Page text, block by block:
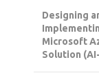
Designing
Microsoft
Solution